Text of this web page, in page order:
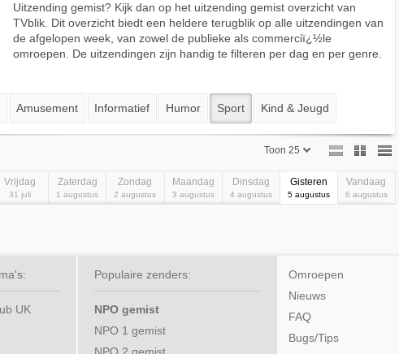
Uitzending gemist? Kijk dan op het uitzending gemist overzicht van
TVblik. Dit overzicht biedt een heldere terugblik op alle uitzendingen van
de afgelopen week, van zowel de publieke als commerciï¿½le
omroepen. De uitzendingen zijn handig te filteren per dag en per genre.
Amusement Informatief Humor Sport Kind & Jeugd
Toon 25
Toon 25
Toon 50
Vrijdag
31 juli
Zaterdag
1 augustus
Zondag
2 augustus
Maandag
3 augustus
Dinsdag
4 augustus
Gisteren
5 augustus
Vandaag
6 augustus
UK
Populaire zenders:
NPO gemist
NPO 1 gemist
Omroepen
Nieuws
FAQ
Bugs/Tips